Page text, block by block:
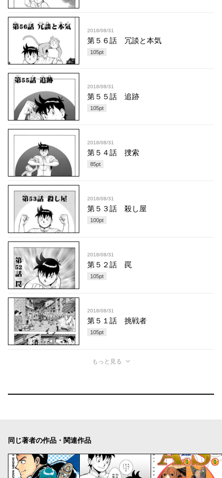
2018/08/31
第５６話 冗談と本気
105pt
2018/08/31
第５５話 追跡
105pt
2018/08/31
第５４話 捜索
85pt
2018/08/31
第５３話 殺し屋
100pt
2018/08/31
第５２話 罠
105pt
2018/08/31
第５１話 挑戦者
105pt
もっと見る
同じ著者の作品・関連作品